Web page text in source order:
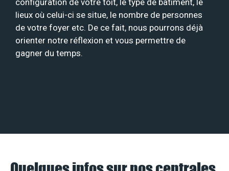
lieux où celui-ci se situe, le nombre de personnes
de votre foyer etc. De ce fait, nous pourrons déjà
orienter notre réflexion et vous permettre de
gagner du temps.